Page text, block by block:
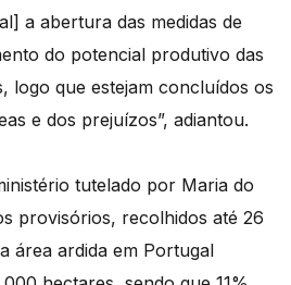
a abertura das medidas de
do potencial produtivo das
logo que estejam concluídos os
e dos prejuízos”, adiantou.
tutelado por Maria do
provisórios, recolhidos até 26
área ardida em Portugal